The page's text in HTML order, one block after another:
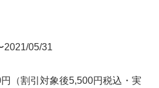
05/31
（割引対象後5,500円税込・実